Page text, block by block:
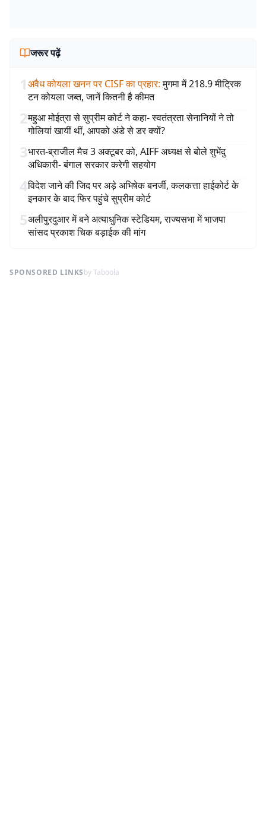
जरूर पढ़ें
1अवैध कोयला खनन पर CISF का प्रहार: मुगमा में 218.9 मीट्रिक
टन कोयला जब्त, जानें कितनी है कीमत
2महुआ मोईत्रा से सुप्रीम कोर्ट ने कहा- स्वतंत्रता सेनानियों ने तो
गोलियां खायीं थीं, आपको अंडे से डर क्यों?
3भारत-ब्राजील मैच 3 अक्टूबर को, AIFF अध्यक्ष से बोले शुभेंदु
अधिकारी- बंगाल सरकार करेगी सहयोग
4विदेश जाने की जिद पर अड़े अभिषेक बनर्जी, कलकत्ता हाईकोर्ट के
इनकार के बाद फिर पहुंचे सुप्रीम कोर्ट
5अलीपुरदुआर में बने अत्याधुनिक स्टेडियम, राज्यसभा में भाजपा
सांसद प्रकाश चिक बड़ाईक की मांग
SPONSORED LINKSby Taboola